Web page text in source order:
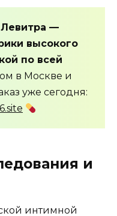
Левитра —
высокого
по всей
в Москве и
уже сегодня:
и
интимной